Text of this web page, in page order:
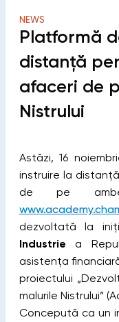
NEWS
Platformă
distanță
afaceri de
Nistrului
Astăzi, 16
instruire la
de pe
dezvoltată la
Industrie a
asistența
proiectului
malurile Nistrului”
Concepută ca un